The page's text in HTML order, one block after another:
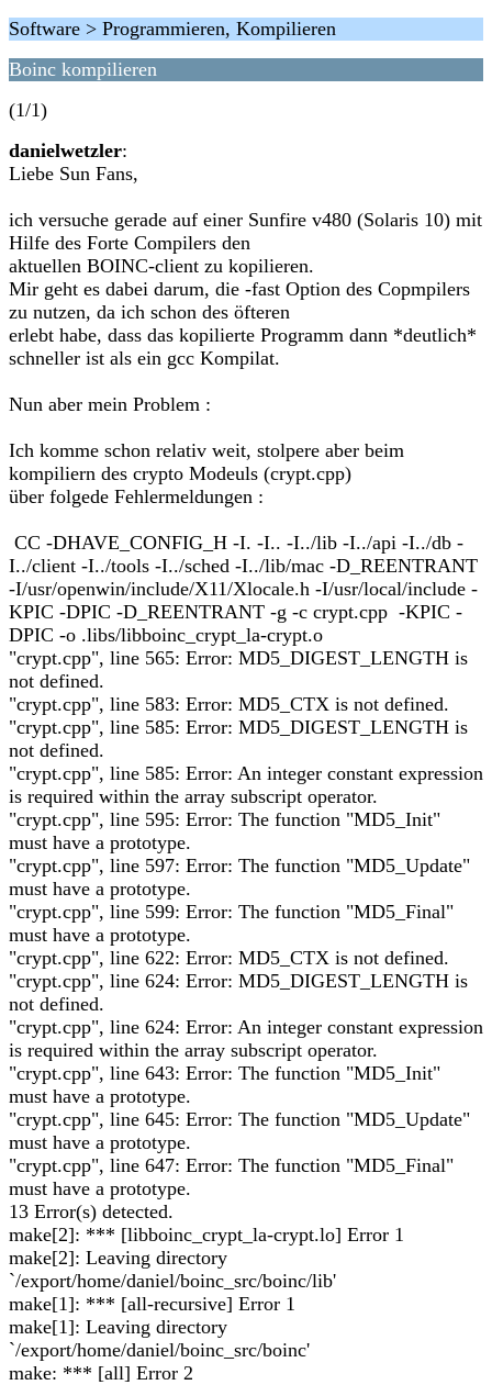
Software > Programmieren, Kompilieren
Boinc kompilieren
(1/1)
danielwetzler:
Liebe Sun Fans,
ich versuche gerade auf einer Sunfire v480 (Solaris 10) mit
Hilfe des Forte Compilers den
aktuellen BOINC-client zu kopilieren.
Mir geht es dabei darum, die -fast Option des Copmpilers
zu nutzen, da ich schon des öfteren
erlebt habe, dass das kopilierte Programm dann *deutlich*
schneller ist als ein gcc Kompilat.
Nun aber mein Problem :
Ich komme schon relativ weit, stolpere aber beim
kompiliern des crypto Modeuls (crypt.cpp)
über folgede Fehlermeldungen :
CC -DHAVE_CONFIG_H -I. -I.. -I../lib -I../api -I../db -
I../client -I../tools -I../sched -I../lib/mac -D_REENTRANT
-I/usr/openwin/include/X11/Xlocale.h -I/usr/local/include -
KPIC -DPIC -D_REENTRANT -g -c crypt.cpp -KPIC -
DPIC -o .libs/libboinc_crypt_la-crypt.o
"crypt.cpp", line 565: Error: MD5_DIGEST_LENGTH is
not defined.
"crypt.cpp", line 583: Error: MD5_CTX is not defined.
"crypt.cpp", line 585: Error: MD5_DIGEST_LENGTH is
not defined.
"crypt.cpp", line 585: Error: An integer constant expression
is required within the array subscript operator.
"crypt.cpp", line 595: Error: The function "MD5_Init"
must have a prototype.
"crypt.cpp", line 597: Error: The function "MD5_Update"
must have a prototype.
"crypt.cpp", line 599: Error: The function "MD5_Final"
must have a prototype.
"crypt.cpp", line 622: Error: MD5_CTX is not defined.
"crypt.cpp", line 624: Error: MD5_DIGEST_LENGTH is
not defined.
"crypt.cpp", line 624: Error: An integer constant expression
is required within the array subscript operator.
"crypt.cpp", line 643: Error: The function "MD5_Init"
must have a prototype.
"crypt.cpp", line 645: Error: The function "MD5_Update"
must have a prototype.
"crypt.cpp", line 647: Error: The function "MD5_Final"
must have a prototype.
13 Error(s) detected.
make[2]: *** [libboinc_crypt_la-crypt.lo] Error 1
make[2]: Leaving directory
`/export/home/daniel/boinc_src/boinc/lib'
make[1]: *** [all-recursive] Error 1
make[1]: Leaving directory
`/export/home/daniel/boinc_src/boinc'
make: *** [all] Error 2